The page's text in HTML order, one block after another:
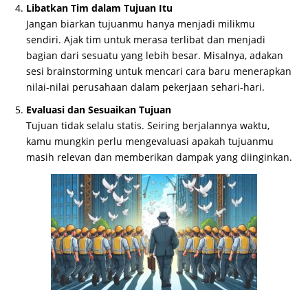
Libatkan Tim dalam Tujuan Itu
Jangan biarkan tujuanmu hanya menjadi milikmu
sendiri. Ajak tim untuk merasa terlibat dan menjadi
bagian dari sesuatu yang lebih besar. Misalnya, adakan
sesi brainstorming untuk mencari cara baru menerapkan
nilai-nilai perusahaan dalam pekerjaan sehari-hari.
Evaluasi dan Sesuaikan Tujuan
Tujuan tidak selalu statis. Seiring berjalannya waktu,
kamu mungkin perlu mengevaluasi apakah tujuanmu
masih relevan dan memberikan dampak yang diinginkan.